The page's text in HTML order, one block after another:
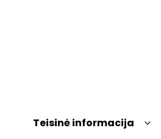
Teisinė informacija